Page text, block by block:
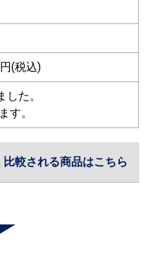
円(税込)
た。
す。
較される商品はこちら